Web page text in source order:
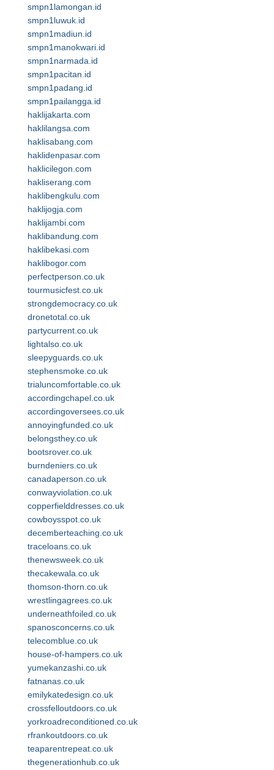
smpn1lamongan.id
smpn1luwuk.id
smpn1madiun.id
smpn1manokwari.id
smpn1narmada.id
smpn1pacitan.id
smpn1padang.id
smpn1pailangga.id
haklijakarta.com
haklilangsa.com
haklisabang.com
haklidenpasar.com
haklicilegon.com
hakliserang.com
haklibengkulu.com
haklijogja.com
haklijambi.com
haklibandung.com
haklibekasi.com
haklibogor.com
perfectperson.co.uk
tourmusicfest.co.uk
strongdemocracy.co.uk
dronetotal.co.uk
partycurrent.co.uk
lightalso.co.uk
sleepyguards.co.uk
stephensmoke.co.uk
trialuncomfortable.co.uk
accordingchapel.co.uk
accordingoversees.co.uk
annoyingfunded.co.uk
belongsthey.co.uk
bootsrover.co.uk
burndeniers.co.uk
canadaperson.co.uk
conwayviolation.co.uk
copperfielddresses.co.uk
cowboysspot.co.uk
decemberteaching.co.uk
traceloans.co.uk
thenewsweek.co.uk
thecakewala.co.uk
thomson-thorn.co.uk
wrestlingagrees.co.uk
underneathfoiled.co.uk
spanosconcerns.co.uk
telecomblue.co.uk
house-of-hampers.co.uk
yumekanzashi.co.uk
fatnanas.co.uk
emilykatedesign.co.uk
crossfelloutdoors.co.uk
yorkroadreconditioned.co.uk
rfrankoutdoors.co.uk
teaparentrepeat.co.uk
thegenerationhub.co.uk